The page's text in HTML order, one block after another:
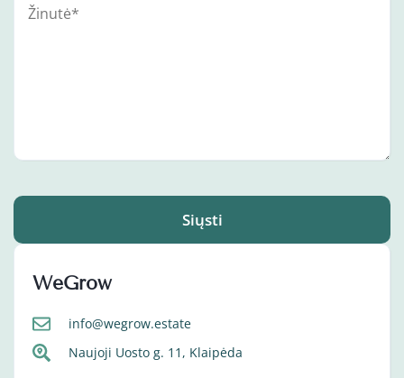
Siųsti
WeGrow
info@wegrow.estate
Naujoji Uosto g. 11, Klaipėda